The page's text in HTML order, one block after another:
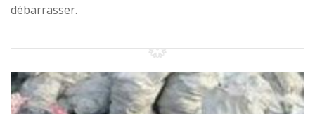
débarrasser.